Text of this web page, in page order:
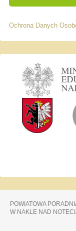
Ochrona Danych
POWIATOWA
W NAKLE NAD